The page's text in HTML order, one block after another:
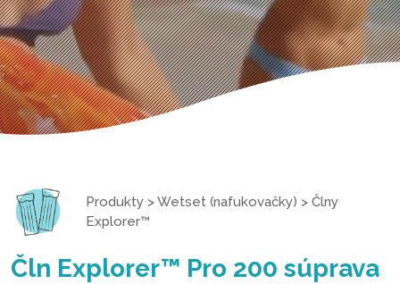
Produkty >Wetset (nafukovačky) > Člny
Explorer™
Čln Explorer™ Pro 200 súprava